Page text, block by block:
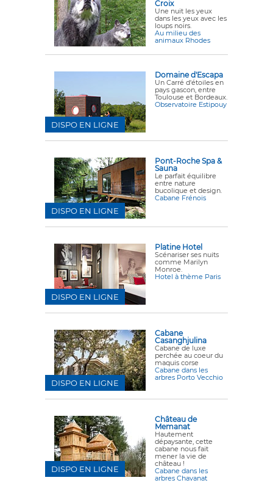
Croix
Une nuit les yeux
dans les yeux avec les
loups noirs.
Au milieu des
animaux Rhodes
Domaine d'Escapa
Un Carré d'étoiles en
pays gascon, entre
Toulouse et Bordeaux.
Observatoire Estipouy
DISPO EN LIGNE
Pont-Roche Spa &
Sauna
Le parfait équilibre
entre nature
bucolique et design.
Cabane Frénois
DISPO EN LIGNE
Platine Hotel
Scénariser ses nuits
comme Marilyn
Monroe.
Hotel à thème Paris
DISPO EN LIGNE
Cabane
Casanghjulina
Cabane de luxe
perchée au coeur du
maquis corse
Cabane dans les
arbres Porto Vecchio
DISPO EN LIGNE
Château de
Memanat
Hautement
dépaysante, cette
cabane nous fait
mener la vie de
château !
Cabane dans les
arbres Chavanat
DISPO EN LIGNE